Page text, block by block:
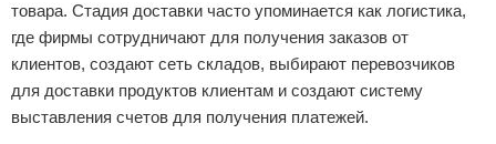
товара. Стадия доставки часто упоминается как логистика,
где фирмы сотрудничают для получения заказов от
клиентов, создают сеть складов, выбирают перевозчиков
для доставки продуктов клиентам и создают систему
выставления счетов для получения платежей.